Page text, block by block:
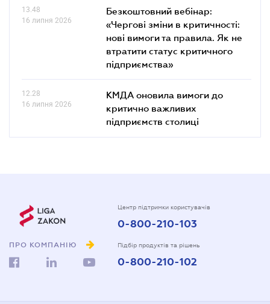
13.48
16 липня 2026
Безкоштовний вебінар:
«Чергові зміни в критичності:
нові вимоги та правила. Як не
втратити статус критичного
підприємства»
12.28
16 липня 2026
КМДА оновила вимоги до
критично важливих
підприємств столиці
ПРО КОМПАНІЮ
Центр підтримки користувачів
0-800-210-103
Підбір продуктів та рішень
0-800-210-102